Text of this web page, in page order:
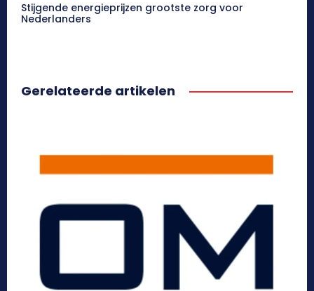
Stijgende energieprijzen grootste zorg voor
Nederlanders
Gerelateerde artikelen